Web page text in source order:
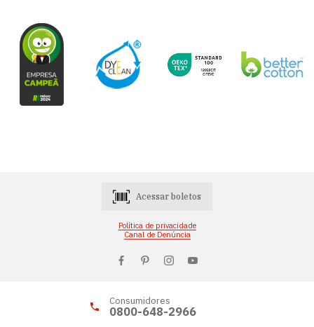
Acessar boletos
Política de privacidade
Canal de Denúncia
Consumidores
0800-648-2966